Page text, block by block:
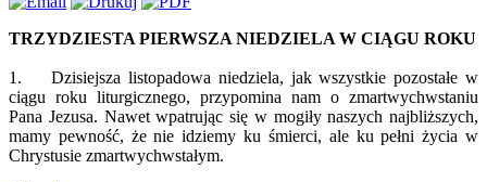
TRZYDZIESTA PIERWSZA NIEDZIELA W CIĄGU ROKU
1. Dzisiejsza listopadowa niedziela, jak wszystkie pozostałe w
ciągu roku liturgicznego, przypomina nam o zmartwychwstaniu
Pana Jezusa. Nawet wpatrując się w mogiły naszych najbliższych,
mamy pewność, że nie idziemy ku śmierci, ale ku pełni życia w
Chrystusie zmartwychwstałym.